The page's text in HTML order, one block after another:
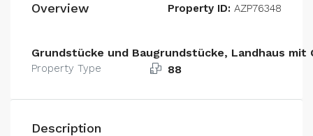
Overview Property ID: AZP76348
Grundstücke und Baugrundstücke, Landhaus
Property Type 88
Description